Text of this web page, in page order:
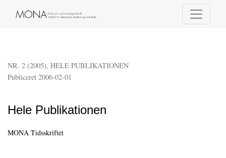
NR. 2 (2005), HELE PUBLIKATIONEN
Hele Publikationen
Publiceret 2006-02-01
MONA Tidsskriftet